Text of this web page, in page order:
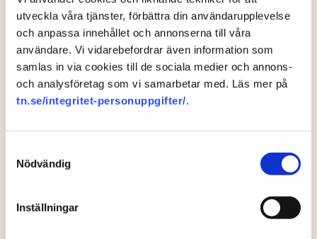
utveckla våra tjänster, förbättra din användarupplevelse
och anpassa innehållet och annonserna till våra
användare. Vi vidarebefordrar även information som
samlas in via cookies till de sociala medier och annons-
och analysföretag som vi samarbetar med. Läs mer på
tn.se/integritet-personuppgifter/.
Nödvändig
Inställningar
Brytningen av torvtäkten i Grimsås lamslås av
aktivistgruppen Återställ Våtmarker. Mats Henriksson,
tillståndsansvarig på Neova, som befinner sig på plats,
beskriver hur ett 40-tal personer spred ut sig över den
tillståndsgivna verksamhetsytan förra veckan och
stoppade all pågående verksamhet.
AI-sammanfattning
Aktivistgruppen Återställ Våtmarker har stoppat
Mats Henriksson från Neova beskriver omfattande
störningar och skadegörelse.